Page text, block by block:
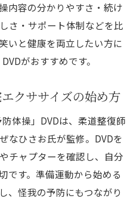
内容の分かりやすさ・続け
さ・サポート体制などを比
いと健康を両立したい方に
がおすすめです。
クササイズの始め方
体操」DVDは、柔道整復師
なひさお氏が監修。DVDを
チャプターを確認し、自分
です。準備運動から始める
、怪我の予防にもつながり